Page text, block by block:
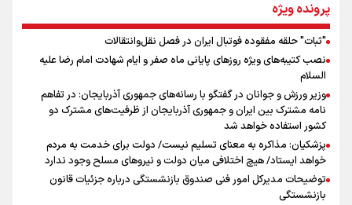
جمله‌ای که بغض چهارماهه را شکست؛ «آهای مردم، آقا از
تهران رفتند»
سه حسرتی که به دلم ماند
اینفو برنا/ میزان مالیات بر ارزش افزوده چقدر است؟
پرونده ویژه
"ثبات" حلقه مفقوده فوتبال ایران در فصل نقل‌وانتقالات
نصب کتیبه‌های ویژه روزهای پایانی ماه صفر و ایام شهادت امام رضا علیه
السلام
وزیر ورزش و جوانان در گفتگو با رسانه‌های جمهوری آذربایجان: در تفاهم
نامه مشترک بین ایران و جمهوری آذربایجان از ظرفیت‌های مشترک دو
کشور استفاده خواهد شد
پزشکیان: مذاکره به معنای تسلیم نیست/ دولت برای خدمت به مردم
خواهد ایستاد/ هیچ اختلافی میان دولت و نیروهای مسلح وجود ندارد
توضیحات مدیرکل امور فنی صندوق بازنشستگی درباره جزئیات قانون
بازنشستگی